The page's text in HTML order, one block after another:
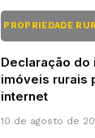
PROPRIEDADE
Declaração
imóveis rurais
internet
10 de agosto de